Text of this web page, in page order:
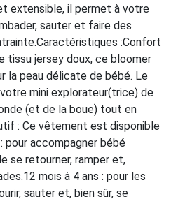
extensible, il permet à votre
sauter et faire des
:Confort
tissu jersey doux, ce bloomer
la peau délicate de bébé. Le
mini explorateur(trice) de
(et de la boue) tout en
: Ce vêtement est disponible
pour accompagner bébé
se retourner, ramper et,
mois à 4 ans : pour les
sauter et, bien sûr, se